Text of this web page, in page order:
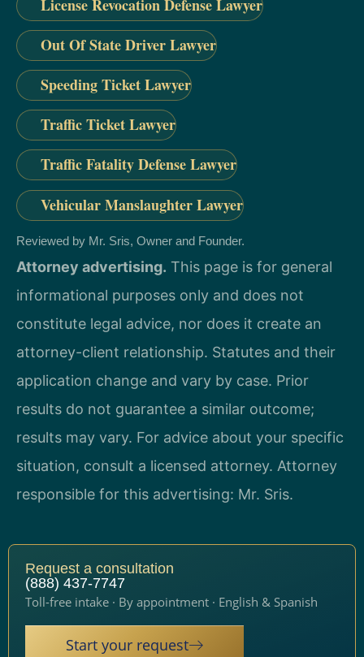
License Revocation Defense Lawyer
Out Of State Driver Lawyer
Speeding Ticket Lawyer
Traffic Ticket Lawyer
Traffic Fatality Defense Lawyer
Vehicular Manslaughter Lawyer
Reviewed by Mr. Sris, Owner and Founder.
Attorney advertising. This page is for general
informational purposes only and does not
constitute legal advice, nor does it create an
attorney-client relationship. Statutes and their
application change and vary by case. Prior
results do not guarantee a similar outcome;
results may vary. For advice about your specific
situation, consult a licensed attorney. Attorney
responsible for this advertising: Mr. Sris.
Request a consultation
(888) 437-7747
Toll-free intake · By appointment · English & Spanish
Start your request